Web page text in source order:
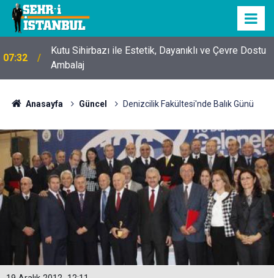
07:32
Kutu Sihirbazı ile Estetik, Dayanıklı ve Çevre Dostu
Ambalaj
Anasayfa Güncel Denizcilik Fakültesi'nde Balık Günü